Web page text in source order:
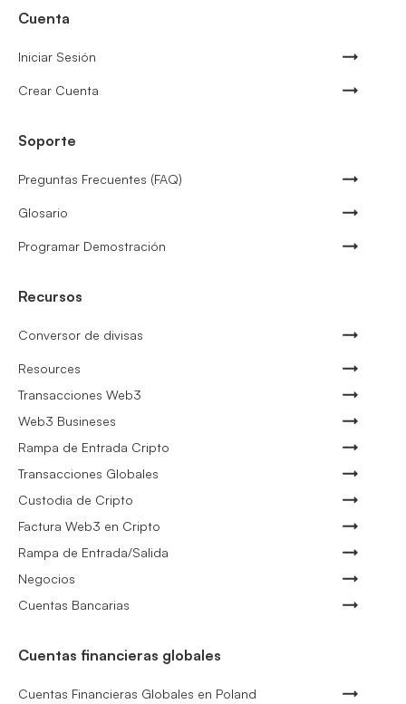
Cuenta
Iniciar Sesión
Crear Cuenta
Soporte
Preguntas Frecuentes (FAQ)
Glosario
Programar Demostración
Recursos
Conversor de divisas
Resources
Transacciones Web3
Web3 Busineses
Rampa de Entrada Cripto
Transacciones Globales
Custodia de Cripto
Factura Web3 en Cripto
Rampa de Entrada/Salida
Negocios
Cuentas Bancarias
Cuentas financieras globales
Cuentas Financieras Globales en Poland